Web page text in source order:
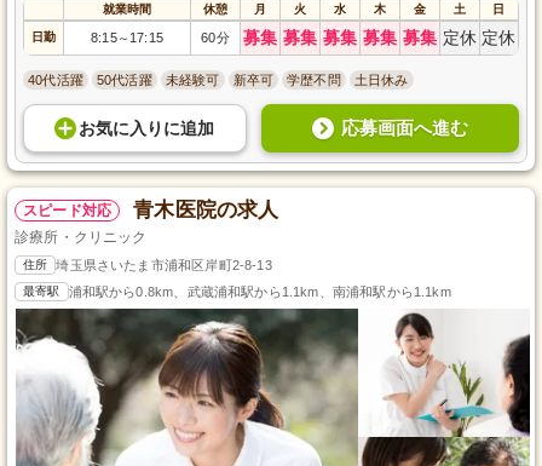
就業時間 休憩 月 火 水 木 金 土 日
日勤 8:15～ 17:15 60分 募集 募集 募集 募集 募集 定休 定休
40代活躍 50代活躍 未経験可 新卒可 学歴不問 土日休み
お気に入り に追加 応募画面へ進む
スピード対応 青木医院の求人
診療所・クリニック
住所 埼玉県さいたま市浦和区岸町2-8-13
最寄駅 浦和駅から0.8km、武蔵浦和駅から1.1km、南浦和駅から1.1km